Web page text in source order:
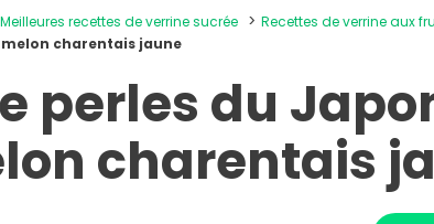
Meilleures recettes de verrine sucrée
Recettes de verrine aux
melon charentais jaune
perles du
charentais